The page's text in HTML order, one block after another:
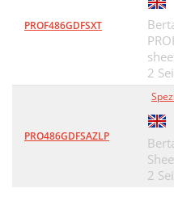
PROF486GDFSXT
2
PRO486GDFSAZLP
2